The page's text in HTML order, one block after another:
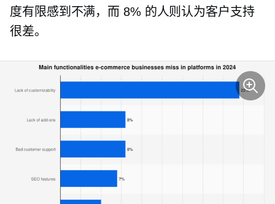
度有限感到不满，而 8% 的人则认为客户支持
很差。